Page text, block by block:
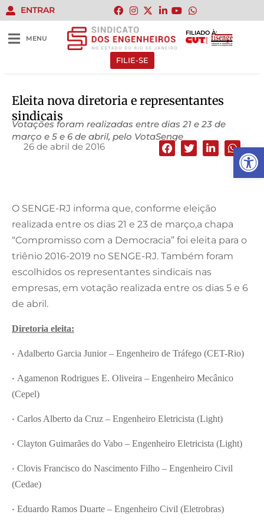
Abrir
ENTRAR
MENU
FILIADO À:
FILIE-SE
Eleita nova diretoria e representantes
sindicais
Votações foram realizadas entre dias 21 e 23 de
março e 5 e 6 de abril, pelo VotaSenge
26 de abril de 2016
O SENGE-RJ informa que, conforme eleição
realizada entre os dias 21 e 23 de março,a chapa
“Compromisso com a Democracia” foi eleita para o
triênio 2016-2019 no SENGE-RJ. Também foram
escolhidos os representantes sindicais nas
empresas, em votação realizada entre os dias 5 e 6
de abril.
Diretoria eleita:
• Adalberto Garcia Junior – Engenheiro de Tráfego (CET-Rio)
• Agamenon Rodrigues E. Oliveira – Engenheiro Mecânico
(Cepel)
• Carlos Alberto da Cruz – Engenheiro Eletricista (Light)
• Clayton Guimarães do Vabo – Engenheiro Eletricista (Light)
• Clovis Francisco do Nascimento Filho – Engenheiro Civil
(Cedae)
• Eduardo Ramos Duarte – Engenheiro Civil (Eletrobras)